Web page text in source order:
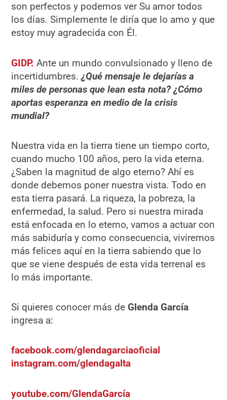
son perfectos y podemos ver Su amor todos
los días. Simplemente le diría que lo amo y que
estoy muy agradecida con Él.
GIDP. Ante un mundo convulsionado y lleno de
incertidumbres.¿Qué mensaje le dejarías a
miles de personas que lean esta nota? ¿Cómo
aportas esperanza en medio de la crisis
mundial?
Nuestra vida en la tierra tiene un tiempo corto,
cuando mucho 100 años, pero la vida eterna.
¿Saben la magnitud de algo eterno? Ahí es
donde debemos poner nuestra vista. Todo en
esta tierra pasará. La riqueza, la pobreza, la
enfermedad, la salud. Pero si nuestra mirada
está enfocada en lo eterno, vamos a actuar con
más sabiduría y como consecuencia, viviremos
más felices aquí en la tierra sabiendo que lo
que se viene después de esta vida terrenal es
lo más importante.
Si quieres conocer más de Glenda García
ingresa a:
facebook.com/glendagarciaoficial
instagram.com/glendagalta
youtube.com/GlendaGarcía